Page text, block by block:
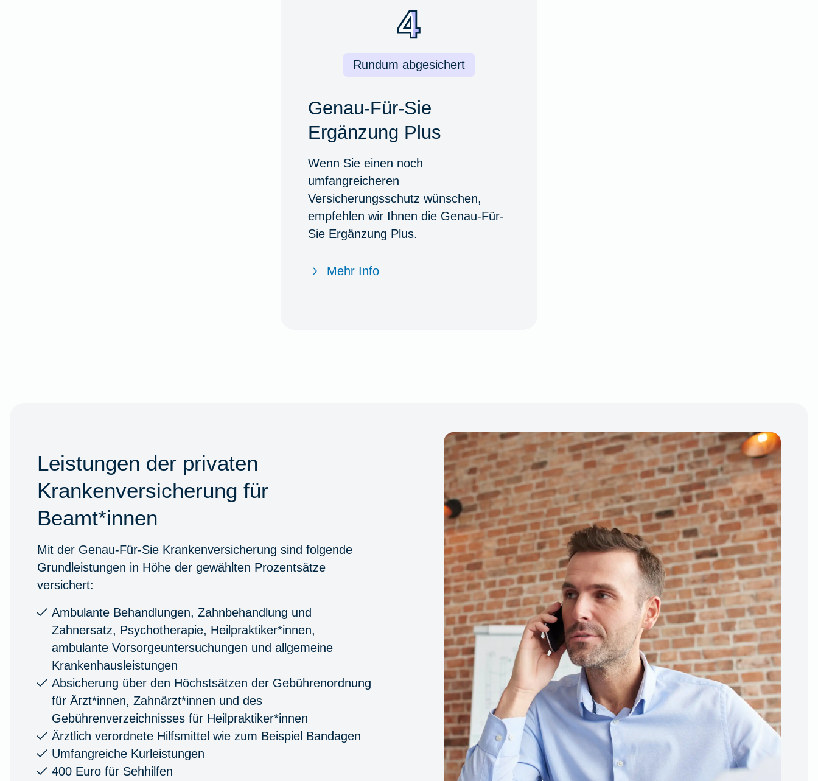
Rundum abgesichert
Genau-Für-Sie
Ergänzung Plus
Wenn Sie einen noch
umfangreicheren
Versicherungsschutz wünschen,
empfehlen wir Ihnen die Genau-Für-
Sie Ergänzung Plus.
Mehr Info
Leistungen der privaten
Krankenversicherung für
Beamt*innen
Mit der Genau-Für-Sie Krankenversicherung sind folgende
Grundleistungen in Höhe der gewählten Prozentsätze
versichert:
Ambulante Behandlungen, Zahnbehandlung und
Zahnersatz, Psychotherapie, Heilpraktiker*innen,
ambulante Vorsorgeuntersuchungen und allgemeine
Krankenhausleistungen
Absicherung über den Höchstsätzen der Gebührenordnung
für Ärzt*innen, Zahnärzt*innen und des
Gebührenverzeichnisses für Heilpraktiker*innen
Ärztlich verordnete Hilfsmittel wie zum Beispiel Bandagen
Umfangreiche Kurleistungen
400 Euro für Sehhilfen